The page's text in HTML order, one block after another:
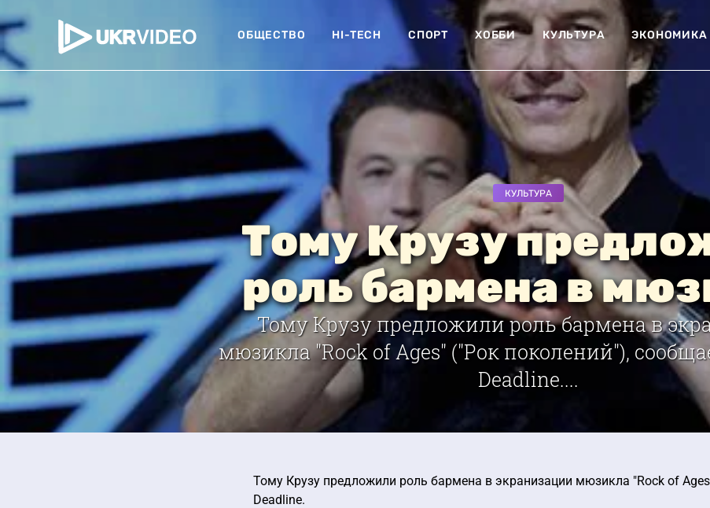
ОБЩЕСТВО HI-TECH СПОРТ ХОББИ КУЛЬТУРА ЭКОНОМИКА
КУЛЬТУРА
Тому Крузу
роль бармена в
Тому Крузу предложили роль бармена в
мюзикла "Rock of Ages" ("Рок поколений"),
Deadline....
Тому Крузу предложили роль бармена в экранизации мюзикла "Rock of
Deadline.